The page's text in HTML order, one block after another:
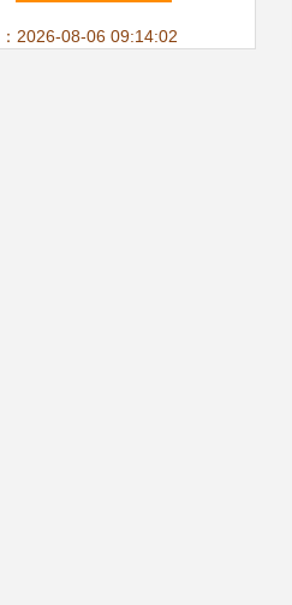
玛等卷入风波
2026-08-06 09:14:02